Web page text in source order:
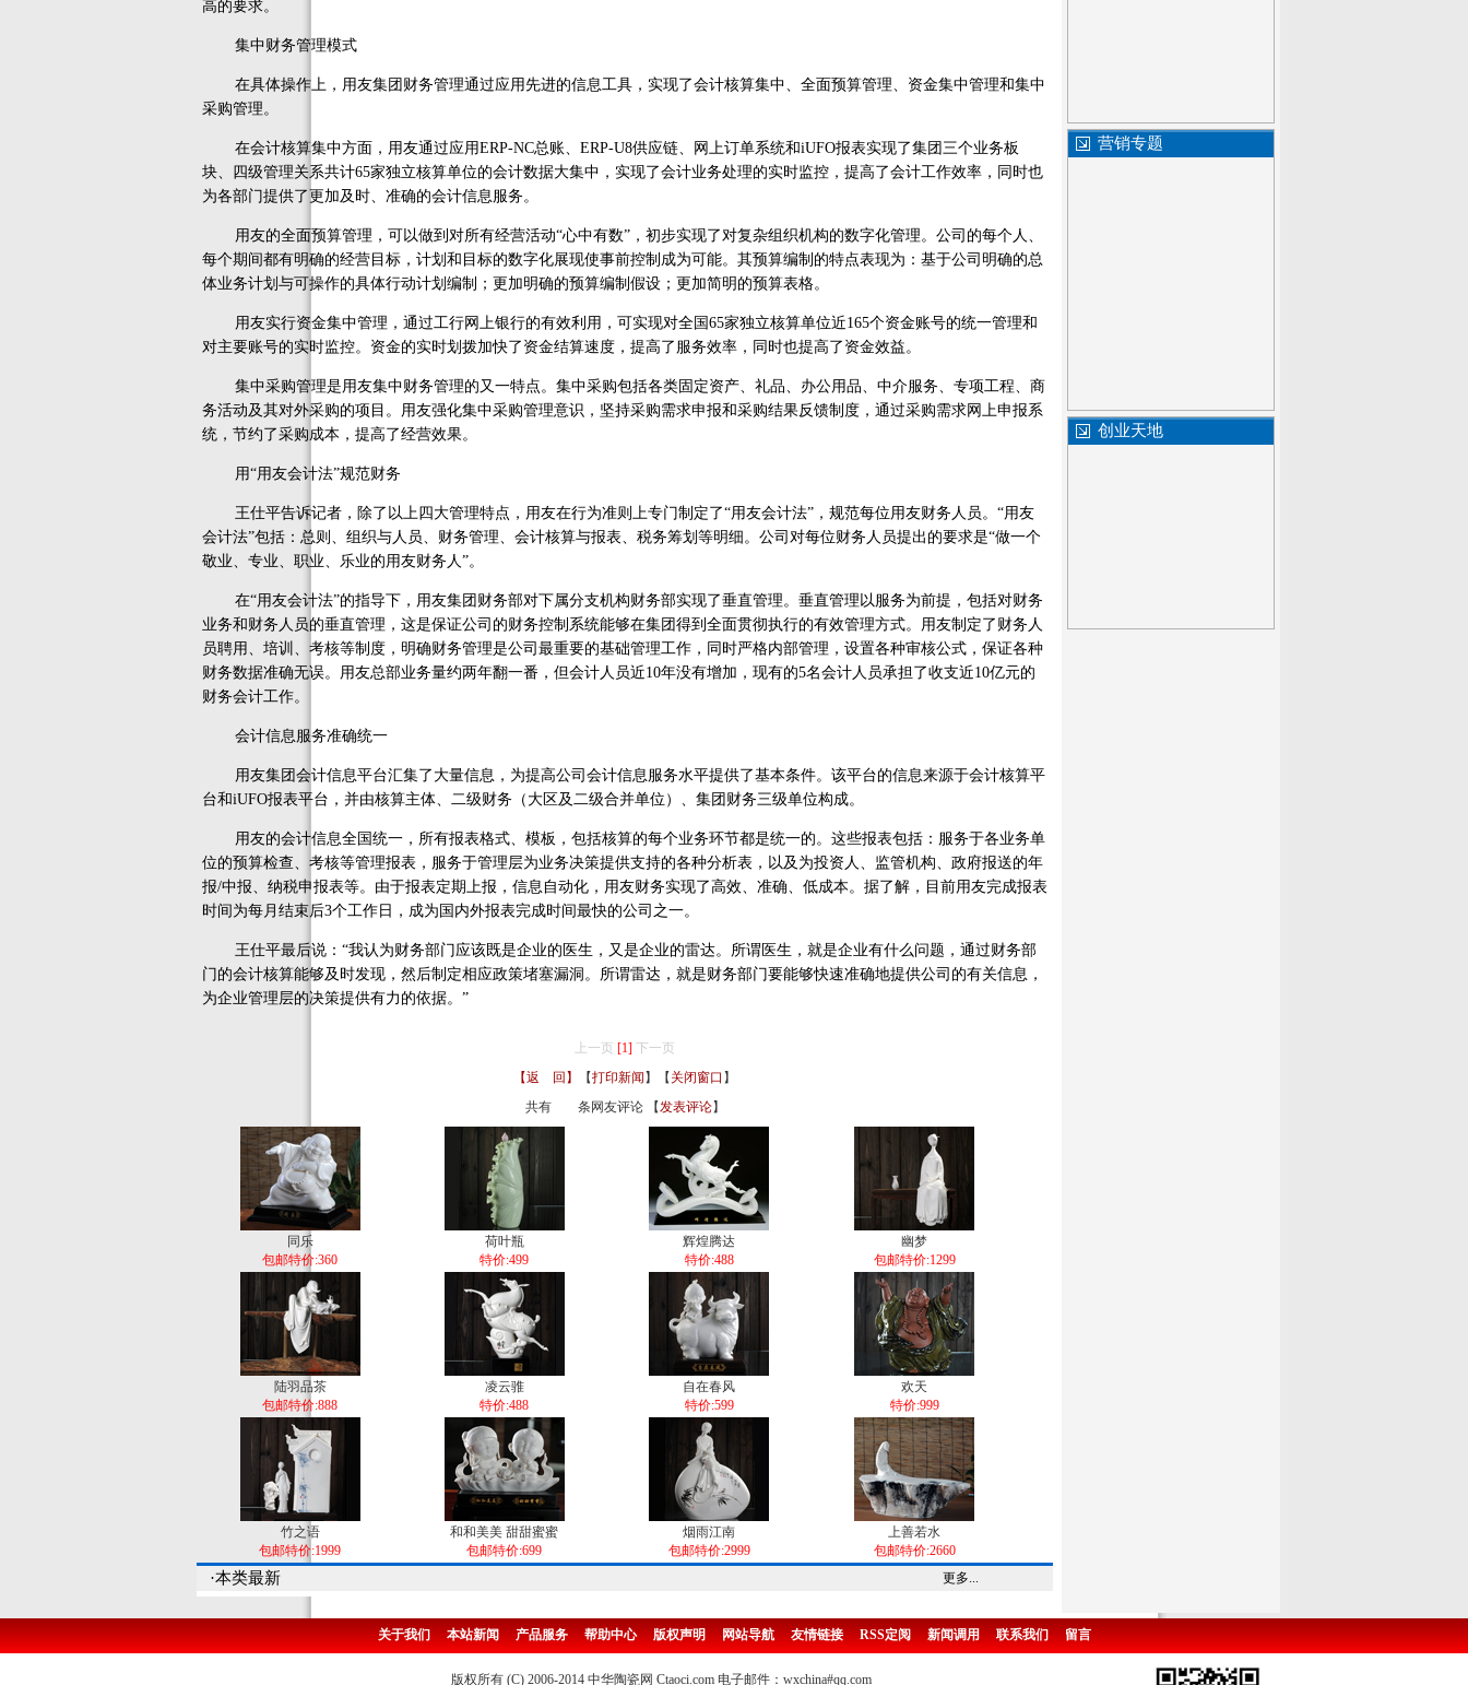
高的要求。
集中财务管理模式
在具体操作上，用友集团财务管理通过应用先进的信息工具，实现了会计核算集中、全面预算管理、资金集中管理和集中
采购管理。
在会计核算集中方面，用友通过应用ERP-NC总账、ERP-U8供应链、网上订单系统和iUFO报表实现了集团三个业务板
块、四级管理关系共计65家独立核算单位的会计数据大集中，实现了会计业务处理的实时监控，提高了会计工作效率，同时也
为各部门提供了更加及时、准确的会计信息服务。
用友的全面预算管理，可以做到对所有经营活动“心中有数”，初步实现了对复杂组织机构的数字化管理。公司的每个人、
每个期间都有明确的经营目标，计划和目标的数字化展现使事前控制成为可能。其预算编制的特点表现为：基于公司明确的总
体业务计划与可操作的具体行动计划编制；更加明确的预算编制假设；更加简明的预算表格。
用友实行资金集中管理，通过工行网上银行的有效利用，可实现对全国65家独立核算单位近165个资金账号的统一管理和
对主要账号的实时监控。资金的实时划拨加快了资金结算速度，提高了服务效率，同时也提高了资金效益。
集中采购管理是用友集中财务管理的又一特点。集中采购包括各类固定资产、礼品、办公用品、中介服务、专项工程、商
务活动及其对外采购的项目。用友强化集中采购管理意识，坚持采购需求申报和采购结果反馈制度，通过采购需求网上申报系
统，节约了采购成本，提高了经营效果。
用“用友会计法”规范财务
王仕平告诉记者，除了以上四大管理特点，用友在行为准则上专门制定了“用友会计法”，规范每位用友财务人员。“用友
会计法”包括：总则、组织与人员、财务管理、会计核算与报表、税务筹划等明细。公司对每位财务人员提出的要求是“做一个
敬业、专业、职业、乐业的用友财务人”。
在“用友会计法”的指导下，用友集团财务部对下属分支机构财务部实现了垂直管理。垂直管理以服务为前提，包括对财务
业务和财务人员的垂直管理，这是保证公司的财务控制系统能够在集团得到全面贯彻执行的有效管理方式。用友制定了财务人
员聘用、培训、考核等制度，明确财务管理是公司最重要的基础管理工作，同时严格内部管理，设置各种审核公式，保证各种
财务数据准确无误。用友总部业务量约两年翻一番，但会计人员近10年没有增加，现有的5名会计人员承担了收支近10亿元的
财务会计工作。
会计信息服务准确统一
用友集团会计信息平台汇集了大量信息，为提高公司会计信息服务水平提供了基本条件。该平台的信息来源于会计核算平
台和iUFO报表平台，并由核算主体、二级财务（大区及二级合并单位）、集团财务三级单位构成。
用友的会计信息全国统一，所有报表格式、模板，包括核算的每个业务环节都是统一的。这些报表包括：服务于各业务单
位的预算检查、考核等管理报表，服务于管理层为业务决策提供支持的各种分析表，以及为投资人、监管机构、政府报送的年
报/中报、纳税申报表等。由于报表定期上报，信息自动化，用友财务实现了高效、准确、低成本。据了解，目前用友完成报表
时间为每月结束后3个工作日，成为国内外报表完成时间最快的公司之一。
王仕平最后说：“我认为财务部门应该既是企业的医生，又是企业的雷达。所谓医生，就是企业有什么问题，通过财务部
门的会计核算能够及时发现，然后制定相应政策堵塞漏洞。所谓雷达，就是财务部门要能够快速准确地提供公司的有关信息，
为企业管理层的决策提供有力的依据。”
上一页 [1] 下一页
【返 回】
【打印新闻 】【 关闭窗口 】
共有
条网友评论 【发表评论】
同乐
包邮特价:360
荷叶瓶
特价:499
辉煌腾达
特价:488
幽梦
包邮特价:1299
陆羽品茶
包邮特价:888
凌云骓
特价:488
自在春风
特价:599
欢天
特价:999
竹之语
包邮特价:1999
和和美美 甜甜蜜蜜
包邮特价:699
烟雨江南
包邮特价:2999
上善若水
包邮特价:2660
·本类最新 更多...
营销专题
创业天地
关于我们 本站新闻 产品服务 帮助中心 版权声明 网站导航 友情链接 RSS定阅 新闻调用 联系我们 留言
版权所有 (C) 2006-2014 中华陶瓷网 Ctaoci.com 电子邮件：wxchina#qq.com